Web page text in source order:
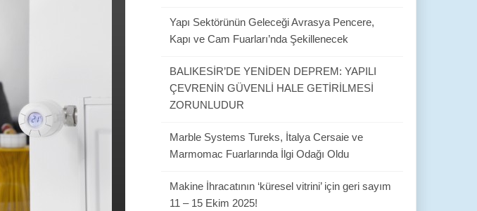
Yapı Sektörünün Geleceği Avrasya Pencere,
Kapı ve Cam Fuarları’nda Şekillenecek
BALIKESİR’DE YENİDEN DEPREM: YAPILI
ÇEVRENİN GÜVENLİ HALE GETİRİLMESİ
ZORUNLUDUR
Marble Systems Tureks, İtalya Cersaie ve
Marmomac Fuarlarında İlgi Odağı Oldu
Makine İhracatının ‘küresel vitrini’ için geri sayım
11 – 15 Ekim 2025!